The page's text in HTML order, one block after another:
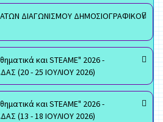
ΔΙΑΓΩΝΙΣΜΟΥ ΔΗΜΟΣΙΟΓΡΑΦΙΚΟΥ
και STEAME" 2026 -
(20 - 25 ΙΟΥΛΙΟΥ 2026)
και STEAME" 2026 -
(13 - 18 ΙΟΥΛΙΟΥ 2026)